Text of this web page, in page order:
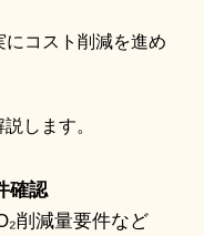
コスト削減を進め
します。
確認
削減量要件など